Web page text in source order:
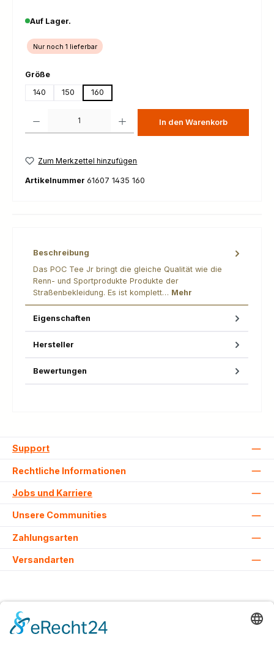
Auf Lager.
Nur noch 1 lieferbar
Größeauswählen
140
150 160
In den Warenkorb
Zum Merkzettel hinzufügen
Artikelnummer 61607 1435 160
Beschreibung
Das POC Tee Jr bringt die gleiche Qualität wie die
Renn- und Sportprodukte Produkte der
Straßenbekleidung. Es ist komplett… Mehr
Eigenschaften
Hersteller
Bewertungen
Support
Rechtliche Informationen
Jobs und Karriere
Unsere Communities
Zahlungsarten
Versandarten
Alle Preise inkl. gesetzl. Mehrwertsteuer zzgl.
und ggf.
Nachnahmegebühren, wenn nicht anders angegeben.
© 2026 Lovehurts Bikes - Alle Rechte vorbehalten. Theme by